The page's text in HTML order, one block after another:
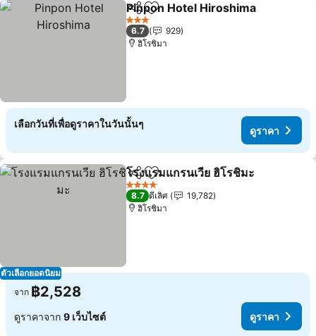
แชร์ เพิ่มในรายการโปรด
Pinpon Hotel Hiroshima
3 ดาว
6.7
929
ฮิโรชิมา
เลือกวันที่เพื่อดูราคาในวันนั้นๆ
ดูราคา
ตัวเลือกยอดนิยม
แชร์ เพิ่มในรายการโปรด
โรงแรมแกรนเวีย ฮิโรชิมะ
4 ดาว
8.7 ดีเลิศ
19,782
ฮิโรชิมา
จาก ฿2,528
ดูราคาจาก 9 เว็บไซต์ ดูราคา